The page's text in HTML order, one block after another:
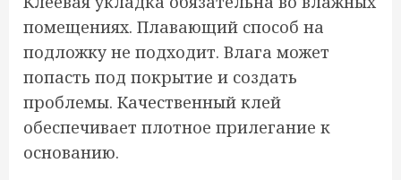
помещениях. Плавающий способ на
подложку не подходит. Влага может
попасть под покрытие и создать
проблемы. Качественный клей
обеспечивает плотное прилегание к
основанию.